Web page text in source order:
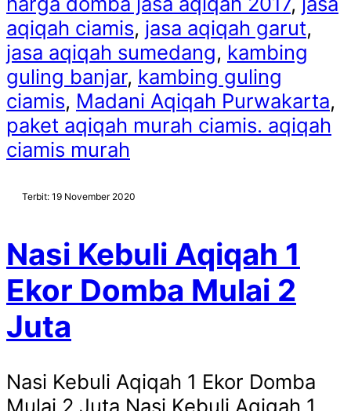
aqiqah ciamis, jasa aqiqah garut,
jasa aqiqah sumedang, kambing
guling banjar, kambing guling
ciamis, Madani Aqiqah Purwakarta,
paket aqiqah murah ciamis. aqiqah
ciamis murah
Terbit: 19 November 2020
Nasi Kebuli Aqiqah 1
Ekor Domba Mulai 2
Juta
Nasi Kebuli Aqiqah 1 Ekor Domba
Mulai 2 Juta Nasi Kebuli Aqiqah 1